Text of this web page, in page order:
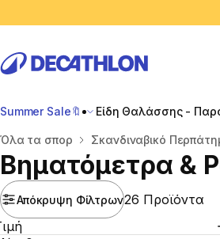
Summer Sale🔖 Είδη Θαλάσσης -
Αρχική σελίδα
Όλα τα σπορ Σκανδιναβικό
Βηματόμετρα &
Απόκρυψη Φίλτρων26 Προϊόντα